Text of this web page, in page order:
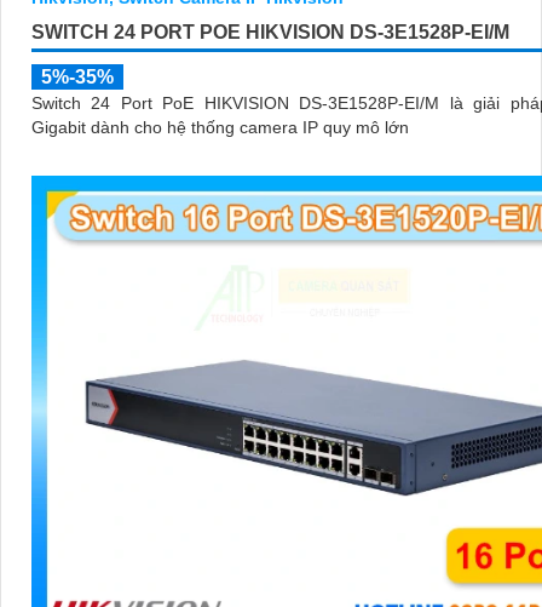
SWITCH 24 PORT POE HIKVISION DS-3E1528P-EI/M
5%-35%
Switch 24 Port PoE HIKVISION DS-3E1528P-EI/M là giải
Gigabit dành cho hệ thống camera IP quy mô lớn